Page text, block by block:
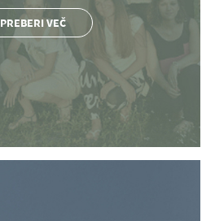
PREBERI VEČ